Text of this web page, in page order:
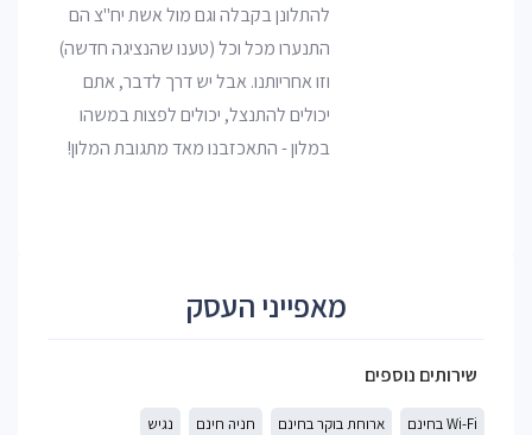
להתלונן בקבלה וגם מול אשת יח"צ הם
התנערו מכל וכל (טענו שהנציגה חדשה)
וזו אחריותנו. אבל יש דרך לדבר, אתם
יכולים להתנצל, יכולים לפצות במשהו
במלון - התאכזבנו מאד מתגובת המלון!
מאפייני העסק
שירותים נוספים
Wi-Fi בחינם ארוחת בוקר בחינם חניה חינם נגיש